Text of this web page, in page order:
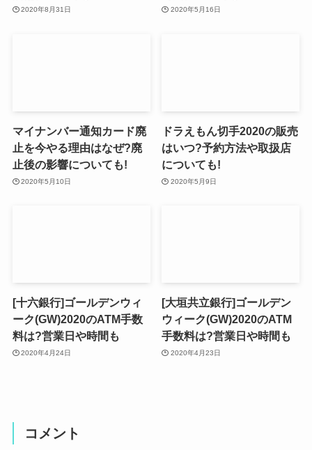
2020年8月31日 2020年5月16日
マイナンバー通知カード廃
止を今やる理由はなぜ?廃
止後の影響についても!
2020年5月10日
ドラえもん切手2020の販売
はいつ?予約方法や取扱店
についても!
2020年5月9日
[十六銀行]ゴールデンウィ
ーク(GW)2020のATM手数
料は?営業日や時間も
2020年4月24日
[大垣共立銀行]ゴールデン
ウィーク(GW)2020のATM
手数料は?営業日や時間も
2020年4月23日
コメント